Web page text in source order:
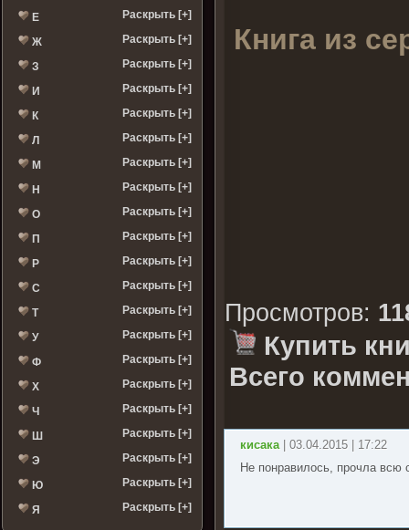
Е Раскрыть [+]
Ж Раскрыть [+]
З Раскрыть [+]
И Раскрыть [+]
К Раскрыть [+]
Л Раскрыть [+]
М Раскрыть [+]
Н Раскрыть [+]
О Раскрыть [+]
П Раскрыть [+]
Р Раскрыть [+]
С Раскрыть [+]
Т Раскрыть [+]
У Раскрыть [+]
Ф Раскрыть [+]
Х Раскрыть [+]
Ч Раскрыть [+]
Ш Раскрыть [+]
Э Раскрыть [+]
Ю Раскрыть [+]
Я Раскрыть [+]
Книга из
Просмотров:
Купить
Всего
кисака | 03.04.2015 | 17:22
Не понравилось, прочла всю